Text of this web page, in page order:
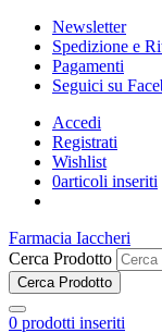
Newsletter
Spedizione e
Pagamenti
Seguici su
Accedi
Registrati
Wishlist
0articoli inseriti
Farmacia Iaccheri
Cerca Prodotto
Cerca Prodotto
0 prodotti inseriti